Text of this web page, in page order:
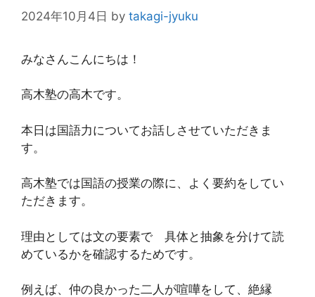
2024年10月4日 by takagi-jyuku
みなさんこんにちは！
高木塾の高木です。
本日は国語力についてお話しさせていただきま
す。
高木塾では国語の授業の際に、よく要約をしてい
ただきます。
理由としては文の要素で 具体と抽象を分けて読
めているかを確認するためです。
例えば、仲の良かった二人が喧嘩をして、絶縁